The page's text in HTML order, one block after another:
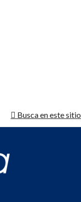
Busca en este sitio